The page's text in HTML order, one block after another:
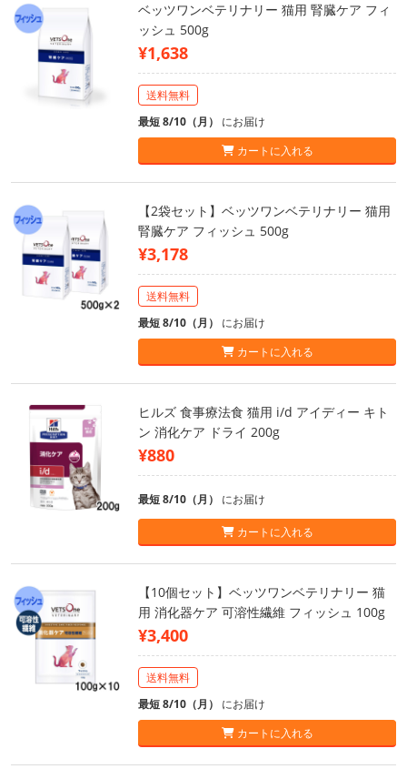
ベッツワンベテリナリー 猫用 腎臓ケア フィ
ッシュ 500g
¥1,638
送料無料
最短 8/10（月） にお届け
カートに入れる
【2袋セット】ベッツワンベテリナリー 猫用
腎臓ケア フィッシュ 500g
¥3,178
送料無料
最短 8/10（月） にお届け
カートに入れる
ヒルズ 食事療法食 猫用 i/d アイディー キト
ン 消化ケア ドライ 200g
¥880
最短 8/10（月） にお届け
カートに入れる
【10個セット】ベッツワンベテリナリー 猫
用 消化器ケア 可溶性繊維 フィッシュ 100g
¥3,400
送料無料
最短 8/10（月） にお届け
カートに入れる